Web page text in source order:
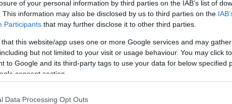
of your personal information by third parties on the IAB’s list of
This information may also be disclosed by us to third parties on the
Participants that may further disclose it to other third parties.
that this website/app uses one or more Google services and may
but not limited to your visit or usage behaviour. You may click
to Google and its third-party tags to use your data for below specified
consent section.
Data Processing Opt Outs
kasempetan pikeun ningkatkeun kakuatan, daya
Fisik
kana nguatkeun otot. CrossFit ngagunakeun
sési. Ieu ngarah kana paningkatan anu signifikan dina
pamilon ku latihan sareng beurat anu béda-béda,